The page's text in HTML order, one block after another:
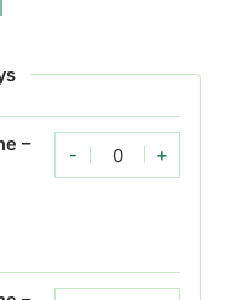
–
-
Medvaržčiai su
+